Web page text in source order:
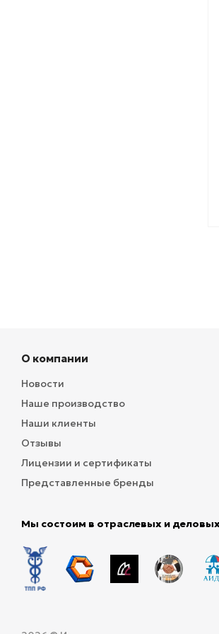
О компании
Новости
Наше производство
Наши клиенты
Отзывы
Лицензии и сертификаты
Представленные бренды
Мы состоим в отраслевых и